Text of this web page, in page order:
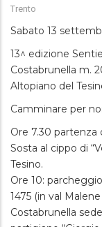
Trento
Sabato 13
13^ edizione
Costabrunella m.
Altopiano del
Camminare per
Ore 7.30
Sosta al cippo di
Tesino.
Ore 10:
1475 (in val
Costabrunella